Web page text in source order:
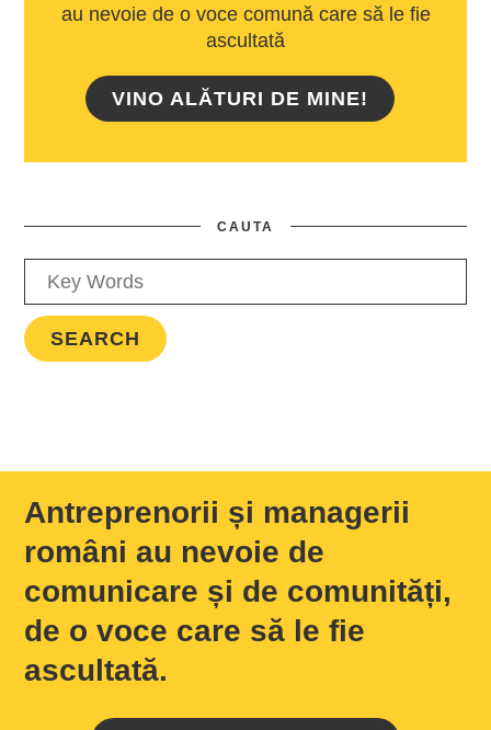
au nevoie de o voce comună care să le fie
ascultată
VINO ALĂTURI DE MINE!
CAUTA
Antreprenorii și managerii
români au nevoie de
comunicare și de comunități,
de o voce care să le fie
ascultată.